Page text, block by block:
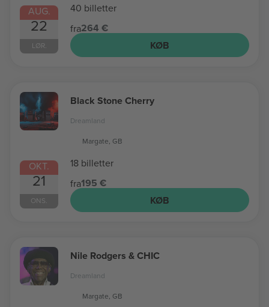
AUG.
22
LØR.
40 billetter
fra264 €
KØB
OKT.
21
ONS.
Black Stone Cherry
Dreamland
Margate, GB
18 billetter
fra195 €
KØB
Nile Rodgers & CHIC
Dreamland
Margate, GB